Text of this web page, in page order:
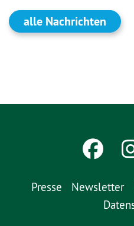
alle Nachrichten
Presse Newsletter